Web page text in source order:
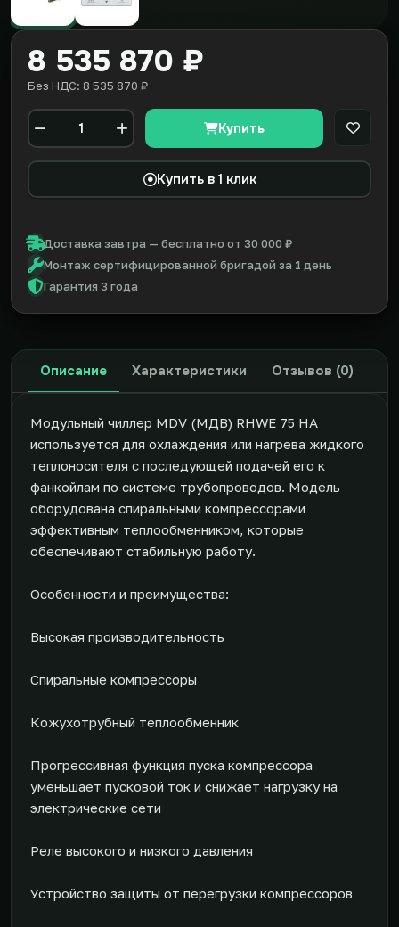
8 535 870 ₽
Без НДС: 8 535 870 ₽
Количество
Купить В
Купить в 1 клик
Доставка завтра — бесплатно от 30 000 ₽
Монтаж сертифицированной бригадой за 1 день
Гарантия 3 года
Описание Характеристики Отзывов (0)
Модульный чиллер MDV (МДВ) RHWE 75 HA
используется для охлаждения или нагрева жидкого
теплоносителя с последующей подачей его к
фанкойлам по системе трубопроводов. Модель
оборудована спиральными компрессорами
эффективным теплообменником, которые
обеспечивают стабильную работу.
Особенности и преимущества:
Высокая производительность
Спиральные компрессоры
Кожухотрубный теплообменник
Прогрессивная функция пуска компрессора
уменьшает пусковой ток и снижает нагрузку на
электрические сети
Реле высокого и низкого давления
Устройство защиты от перегрузки компрессоров